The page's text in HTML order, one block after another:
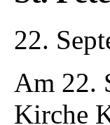
22.
Am 22.
Kirche